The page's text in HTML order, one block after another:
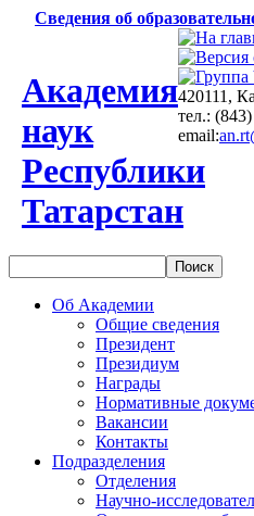
Сведения об
Академия
наук
Республики
Татарстан
420111,
тел.:
email:
Об Академии
Общие сведения
Президент
Президиум
Награды
Нормативные
Вакансии
Контакты
Подразделения
Отделения
Научно-